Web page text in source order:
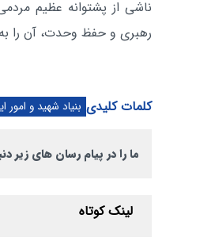
ناشی از پشتوانه عظیم
رهبری و حفظ وحدت، آن را
کلمات کلیدی بنیاد شهید و امور
ما را در پیام رسان های زیر
لینک کوتاه